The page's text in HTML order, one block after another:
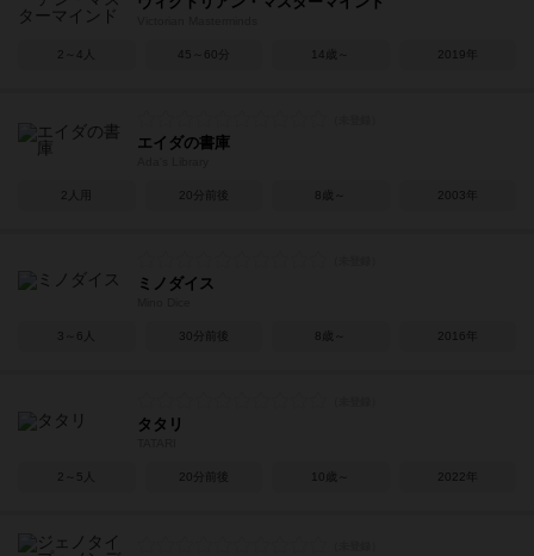
2～4人 45～60分 14歳～ 2019年
エイダの書庫
2人用 20分前後 8歳～ 2003年
ミノダイス
3～6人 30分前後 8歳～ 2016年
タタリ
2～5人 20分前後 10歳～ 2022年